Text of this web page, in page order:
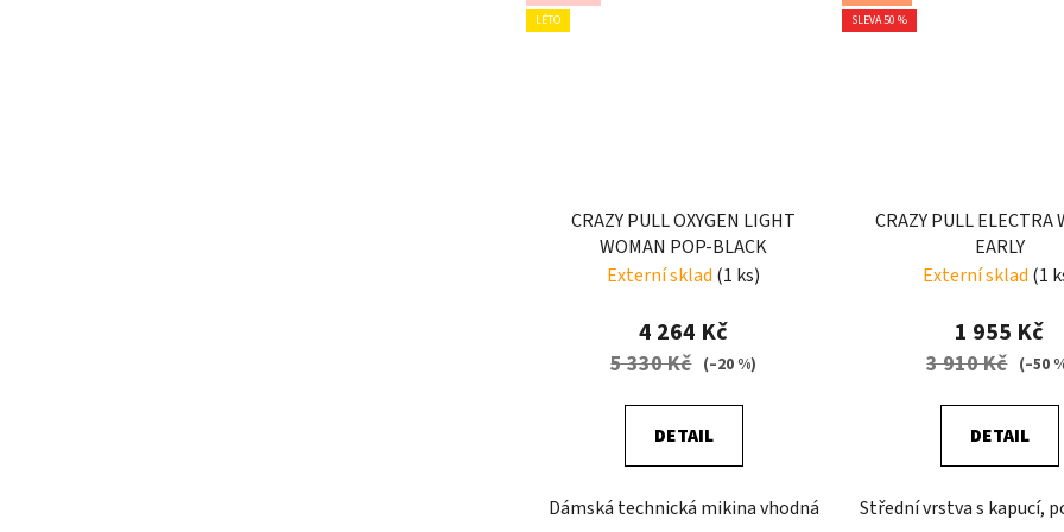
LÉTO
CRAZY PULL OXYGEN LIGHT
WOMAN POP-BLACK
Externí sklad (1 ks)
4 264 Kč
5 330 Kč (–20 %)
DETAIL
Dámská technická mikina vhodná
SLEVA 50 %
CRAZY PULL ELECTRA
EARLY
Externí sklad (1
1 955 Kč
3 910 Kč (–50
DETAIL
Střední vrstva s kapucí,